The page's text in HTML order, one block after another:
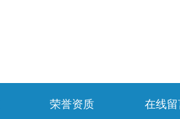
荣誉资质 在线留